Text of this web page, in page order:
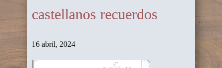
castellanos recuerdos
16 abril, 2024